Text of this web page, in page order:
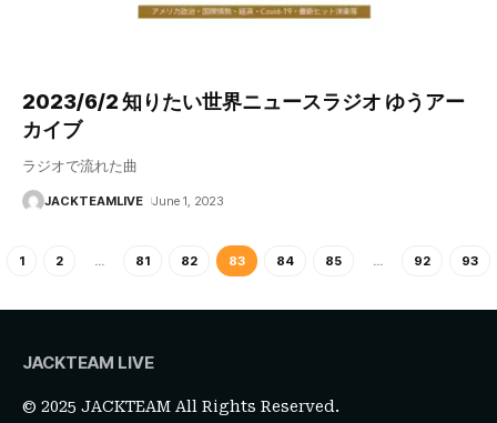
2023/6/2 知りたい世界ニュースラジオ ゆうアー
カイブ
ラジオで流れた曲
JACKTEAMLIVE June 1, 2023
1 2 … 81 82 83 84 85 … 92 93
JACKTEAM LIVE
© 2025 JACKTEAM All Rights Reserved.